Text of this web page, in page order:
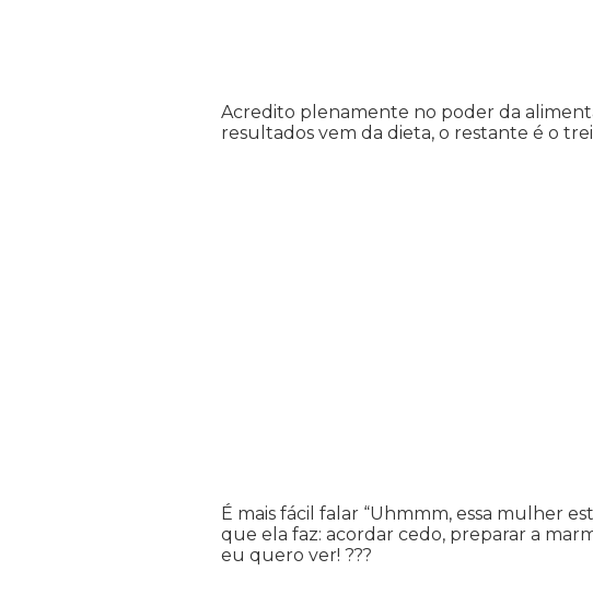
Acredito plenamente no poder da
resultados vem da dieta, o restante é o
É mais fácil falar “Uhmmm, essa mulher
que ela faz: acordar cedo, preparar a
eu quero ver! ???